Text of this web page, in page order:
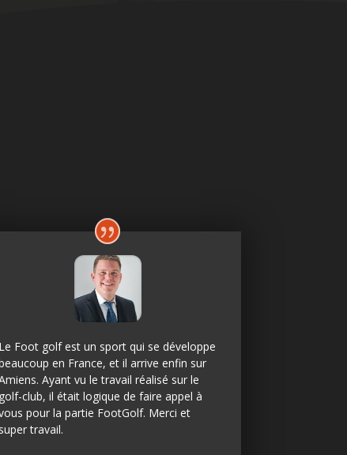
Le Foot golf est un sport qui se développe
en France, et il arrive enfin sur
Ayant vu le travail réalisé sur le
golf-club, il était logique de faire appel à
pour la partie FootGolf. Merci et
super travail.